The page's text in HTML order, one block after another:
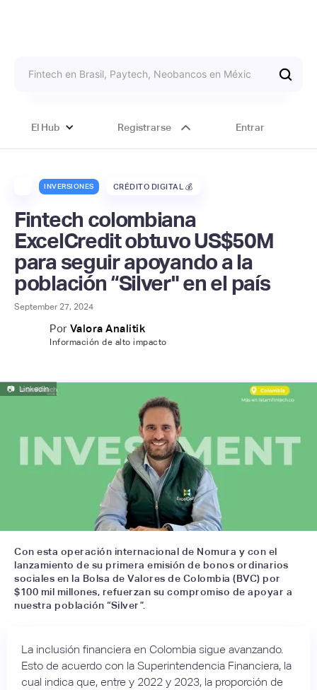
El Hub Registrarse Entrar
INVERSIONES CRÉDITO DIGITAL 💰
Fintech colombiana
ExcelCredit obtuvo US$50M
para seguir apoyando a la
población “Silver" en el país
September 27, 2024
Por Valora Analitik
Información de alto impacto
📷 LinkedIn
Con esta operación internacional de Nomura y con el
lanzamiento de su primera emisión de bonos ordinarios
sociales en la Bolsa de Valores de Colombia (BVC) por
$100 mil millones, refuerzan su compromiso de apoyar a
nuestra población “Silver”.
La inclusión financiera en Colombia sigue avanzando.
Esto de acuerdo con la Superintendencia Financiera, la
cual indica que, entre y 2022 y 2023, la proporción de